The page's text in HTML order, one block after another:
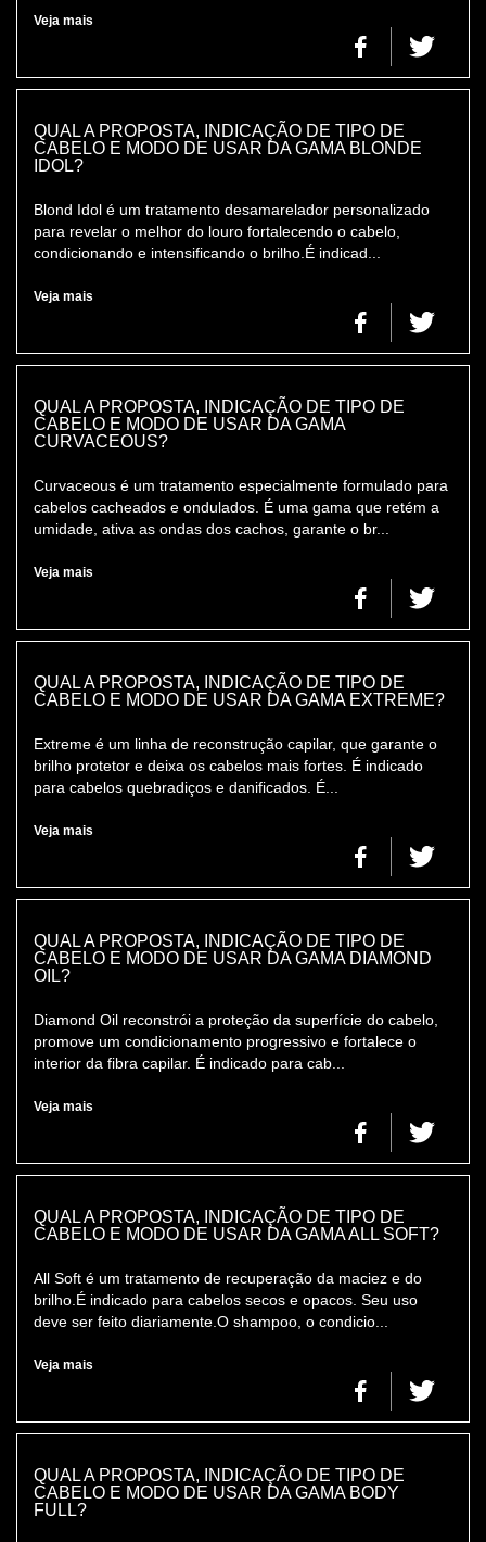
Veja mais
QUAL A PROPOSTA, INDICAÇÃO DE TIPO DE
CABELO E MODO DE USAR DA GAMA BLONDE
IDOL?
Blond Idol é um tratamento desamarelador personalizado
para revelar o melhor do louro fortalecendo o cabelo,
condicionando e intensificando o brilho.É indicad...
Veja mais
QUAL A PROPOSTA, INDICAÇÃO DE TIPO DE
CABELO E MODO DE USAR DA GAMA
CURVACEOUS?
Curvaceous é um tratamento especialmente formulado para
cabelos cacheados e ondulados. É uma gama que retém a
umidade, ativa as ondas dos cachos, garante o br...
Veja mais
QUAL A PROPOSTA, INDICAÇÃO DE TIPO DE
CABELO E MODO DE USAR DA GAMA EXTREME?
Extreme é um linha de reconstrução capilar, que garante o
brilho protetor e deixa os cabelos mais fortes. É indicado
para cabelos quebradiços e danificados. É...
Veja mais
QUAL A PROPOSTA, INDICAÇÃO DE TIPO DE
CABELO E MODO DE USAR DA GAMA DIAMOND
OIL?
Diamond Oil reconstrói a proteção da superfície do cabelo,
promove um condicionamento progressivo e fortalece o
interior da fibra capilar. É indicado para cab...
Veja mais
QUAL A PROPOSTA, INDICAÇÃO DE TIPO DE
CABELO E MODO DE USAR DA GAMA ALL SOFT?
All Soft é um tratamento de recuperação da maciez e do
brilho.É indicado para cabelos secos e opacos. Seu uso
deve ser feito diariamente.O shampoo, o condicio...
Veja mais
QUAL A PROPOSTA, INDICAÇÃO DE TIPO DE
CABELO E MODO DE USAR DA GAMA BODY
FULL?